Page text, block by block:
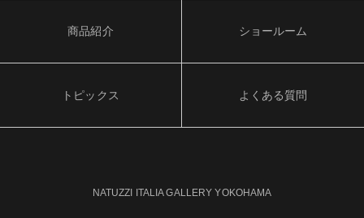
商品紹介 ショールーム
トピックス よくある質問
NATUZZI ITALIA GALLERY YOKOHAMA